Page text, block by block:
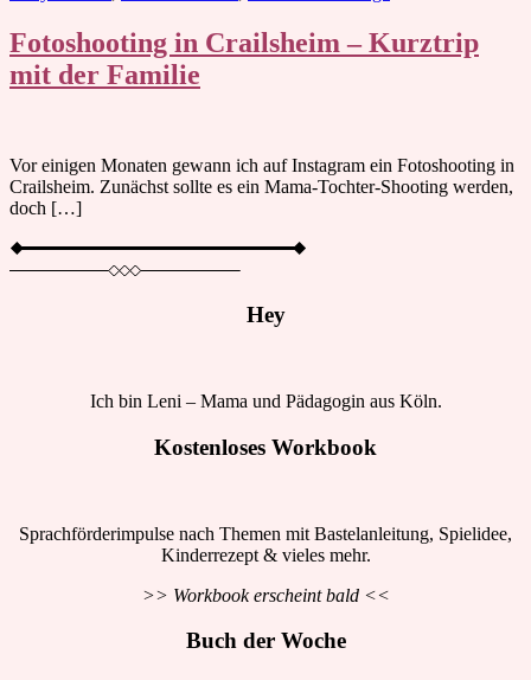
Fotoshooting in Crailsheim – Kurztrip
mit der Familie
Vor einigen Monaten gewann ich auf Instagram ein Fotoshooting in
Crailsheim. Zunächst sollte es ein Mama-Tochter-Shooting werden,
doch […]
Hey
Ich bin Leni – Mama und Pädagogin aus Köln.
Kostenloses Workbook
Sprachförderimpulse nach Themen mit Bastelanleitung, Spielidee,
Kinderrezept & vieles mehr.
>> Workbook erscheint bald <<
Buch der Woche